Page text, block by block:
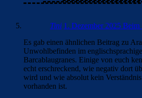
Tini 1. Dezember 2025 Beim
Es gab einen ähnlichen Beitrag zu
Unwohlbefinden im
Barcablaugranes. Einige von euch
echt erschreckend, wie negativ dort
wird und wie absolut kein
vorhanden ist.